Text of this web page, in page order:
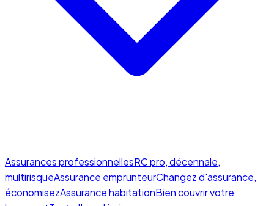
Assurances professionnellesRC pro, décennale,
multirisqueAssurance emprunteurChangez d'assurance,
économisezAssurance habitationBien couvrir votre